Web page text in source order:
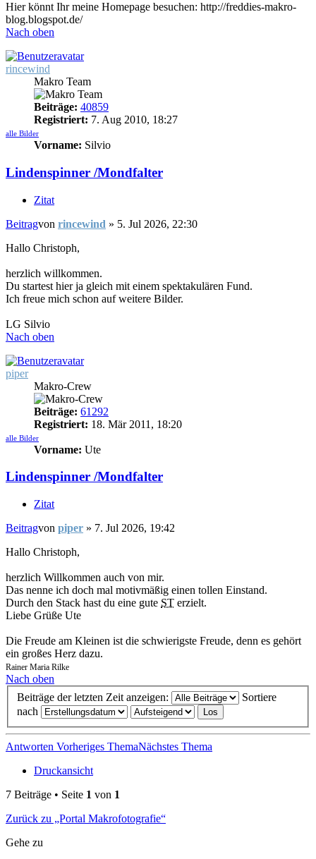
Hier könnt Ihr meine Homepage besuchen: http://freddies-makro-
blog.blogspot.de/
Nach oben
rincewind
Makro Team
Beiträge: 40859
Registriert: 7. Aug 2010, 18:27
alle Bilder
Vorname: Silvio
Lindenspinner /Mondfalter
Zitat
Beitragvon rincewind » 5. Jul 2026, 22:30
Hallo Christoph,
herzlich willkommen.
Du startest hier ja gleich mit einem spektakulären Fund.
Ich freue mich schon auf weitere Bilder.
LG Silvio
Nach oben
piper
Makro-Crew
Beiträge: 61292
Registriert: 18. Mär 2011, 18:20
alle Bilder
Vorname: Ute
Lindenspinner /Mondfalter
Zitat
Beitragvon piper » 7. Jul 2026, 19:42
Hallo Christoph,
herzlich Willkommen auch von mir.
Das nenne ich doch mal motivmäßig einen tollen Einstand.
Durch den Stack hast du eine gute ST erzielt.
Liebe Grüße Ute
Die Freude am Kleinen ist die schwierigste Freude, denn es gehört
ein großes Herz dazu.
Rainer Maria Rilke
Nach oben
Beiträge der letzten Zeit anzeigen:
Sortiere
nach
Antworten Vorheriges ThemaNächstes Thema
Druckansicht
7 Beiträge • Seite 1 von 1
Zurück zu „Portal Makrofotografie“
Gehe zu